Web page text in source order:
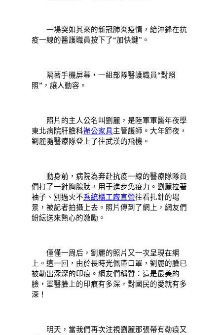
一場突如其來的新冠肺炎疫情，給沖鋒在抗
疫一線的醫護職員按下了“加快鍵”。
隔著手機屏幕，一組部隊醫護職員“對照
照”，讓人動容。
照片的主人公名叫劉麗，是陸軍軍醫年夜學
東北病院肝膽科辦公家具主管護師。大年節夜，
劉麗隨醫療隊登上了往武漢的飛機。
動身前，病院為奔赴抗疫一線的醫療隊隊員
們打了一針胸腺肽，用于進步免疫力。劉麗拉著
袖子、別過火不系統櫃工廠直營往看扎針的場
景，被記者拍攝上去。照片傳到了網上，網友們
紛紜送來熱心的激勵。
僅僅一周后，劉麗的照片又一次呈現在網
上。這一回，由於長時光佩帶口罩，劉麗的臉已
被勒出深深的印痕。網友們稱贊：這是最美的
臉，軍醫臉上的印痕有多深，對國民的愛就有多
深！
明天，當我們再次注視劉麗那張帶有勒痕又